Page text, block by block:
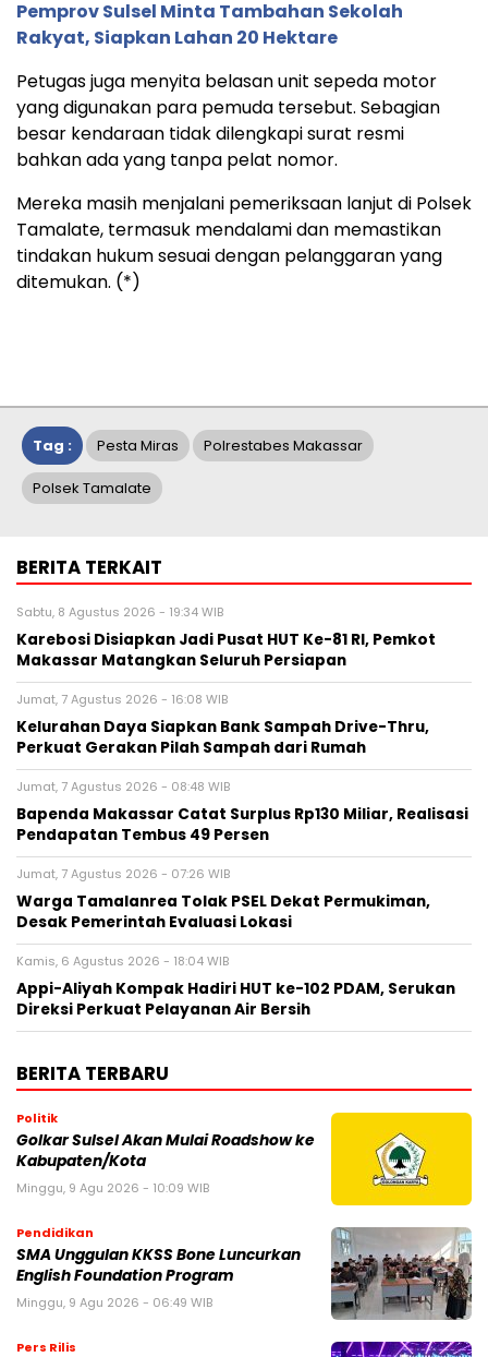
Pemprov Sulsel Minta Tambahan Sekolah
Rakyat, Siapkan Lahan 20 Hektare
Petugas juga menyita belasan unit sepeda motor
yang digunakan para pemuda tersebut. Sebagian
besar kendaraan tidak dilengkapi surat resmi
bahkan ada yang tanpa pelat nomor.
Mereka masih menjalani pemeriksaan lanjut di Polsek
Tamalate, termasuk mendalami dan memastikan
tindakan hukum sesuai dengan pelanggaran yang
ditemukan. (*)
Tag : Pesta Miras Polrestabes Makassar
Polsek Tamalate
BERITA TERKAIT
Sabtu, 8 Agustus 2026 - 19:34 WIB
Karebosi Disiapkan Jadi Pusat HUT Ke-81 RI, Pemkot
Makassar Matangkan Seluruh Persiapan
Jumat, 7 Agustus 2026 - 16:08 WIB
Kelurahan Daya Siapkan Bank Sampah Drive-Thru,
Perkuat Gerakan Pilah Sampah dari Rumah
Jumat, 7 Agustus 2026 - 08:48 WIB
Bapenda Makassar Catat Surplus Rp130 Miliar, Realisasi
Pendapatan Tembus 49 Persen
Jumat, 7 Agustus 2026 - 07:26 WIB
Warga Tamalanrea Tolak PSEL Dekat Permukiman,
Desak Pemerintah Evaluasi Lokasi
Kamis, 6 Agustus 2026 - 18:04 WIB
Appi-Aliyah Kompak Hadiri HUT ke-102 PDAM, Serukan
Direksi Perkuat Pelayanan Air Bersih
BERITA TERBARU
Politik
Golkar Sulsel Akan Mulai Roadshow ke
Kabupaten/Kota
Minggu, 9 Agu 2026 - 10:09 WIB
Pendidikan
SMA Unggulan KKSS Bone Luncurkan
English Foundation Program
Minggu, 9 Agu 2026 - 06:49 WIB
Pers Rilis